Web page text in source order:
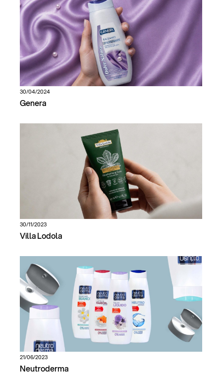
30/04/2024
Genera
30/11/2023
Villa Lodola
21/06/2023
Neutroderma